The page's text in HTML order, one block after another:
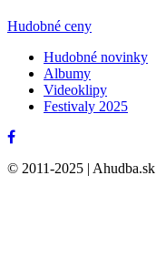
Hudobné ceny
Hudobné novinky
Albumy
Videoklipy
Festivaly 2025
© 2011-2025 | Ahudba.sk